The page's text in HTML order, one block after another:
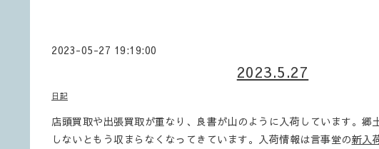
2023-05-27 19:19:00
2023.5.27
日記
店頭買取や出張買取が重なり、良書が山のように入荷しています。郷
しないともう収まらなくなってきています。入荷情報は言事堂の新入